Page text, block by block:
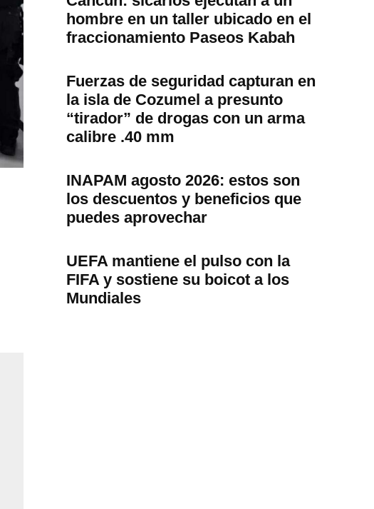
hombre en un taller ubicado en el
fraccionamiento Paseos Kabah
Fuerzas de seguridad capturan en
la isla de Cozumel a presunto
“tirador” de drogas con un arma
calibre .40 mm
INAPAM agosto 2026: estos son
los descuentos y beneficios que
puedes aprovechar
UEFA mantiene el pulso con la
FIFA y sostiene su boicot a los
Mundiales